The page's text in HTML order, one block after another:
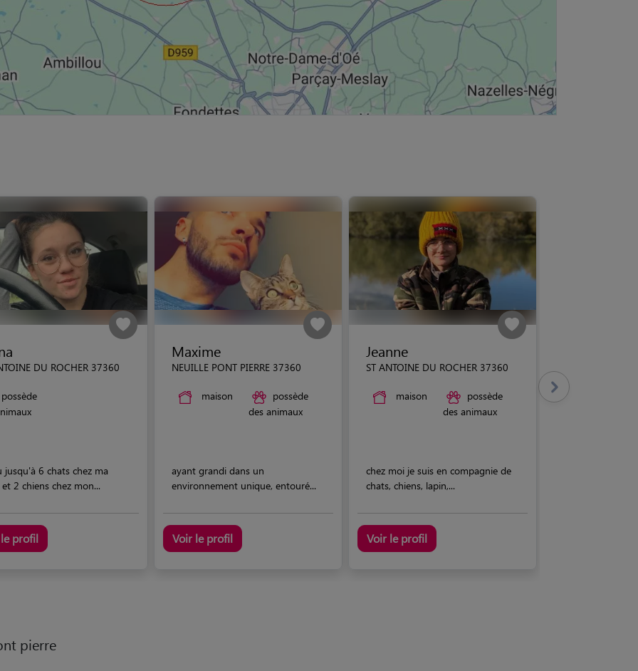
DU ROCHER 37360
possède
jusqu'à 6 chats chez ma
2 chiens chez mon...
profil
Maxime
NEUILLE PONT PIERRE 37360
maison
possède
des animaux
ayant grandi dans un
environnement unique, entouré...
Voir le profil
Jeanne
ST ANTOINE DU ROCHER 37360
maison
possède
des animaux
chez moi je suis en compagnie de
chats, chiens, lapin,...
Voir le profil
pierre